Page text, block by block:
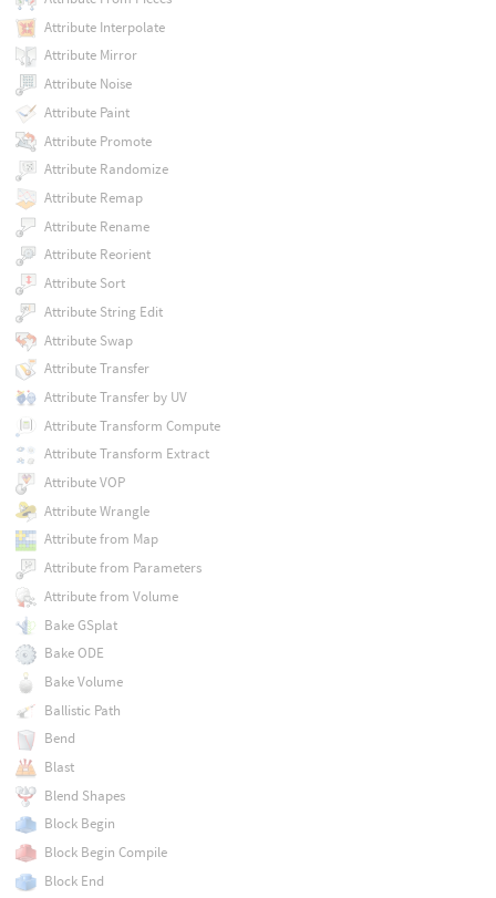
Attribute Interpolate
Attribute Mirror
Attribute Noise
Attribute Paint
Attribute Promote
Attribute Randomize
Attribute Remap
Attribute Rename
Attribute Reorient
Attribute Sort
Attribute String Edit
Attribute Swap
Attribute Transfer
Attribute Transfer by UV
Attribute Transform Compute
Attribute Transform Extract
Attribute VOP
Attribute Wrangle
Attribute from Map
Attribute from Parameters
Attribute from Volume
Bake GSplat
Bake ODE
Bake Volume
Ballistic Path
Bend
Blast
Blend Shapes
Block Begin
Block Begin Compile
Block End